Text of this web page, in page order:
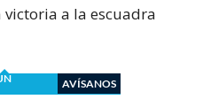
a la escuadra
AVÍSANOS